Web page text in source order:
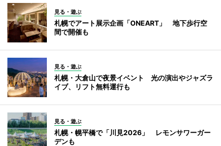
見る・遊ぶ
札幌でアート展示企画「ONEART」 地下歩行空
間で開催も
見る・遊ぶ
札幌・大倉山で夜景イベント 光の演出やジャズラ
イブ、リフト無料運行も
見る・遊ぶ
札幌・幌平橋で「川見2026」 レモンサワーガー
デンも